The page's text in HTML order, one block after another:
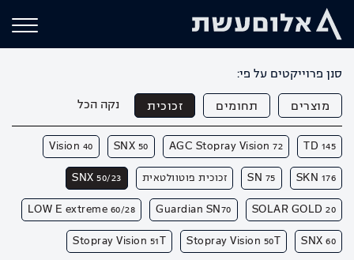
סנן פרוייקטים על פי:
מוצרים תחומים זכוכית נקה הכל
TD 145
AGC Stopray Vision 72
SNX 50
Vision 40
SKN 176
SN 75 זכוכית פוטוולטאית SNX 50/23
SOLAR GOLD 20
Guardian SN70
LOW E extreme 60/28
SNX 60
Stopray Vision 50T
Stopray Vision 51T